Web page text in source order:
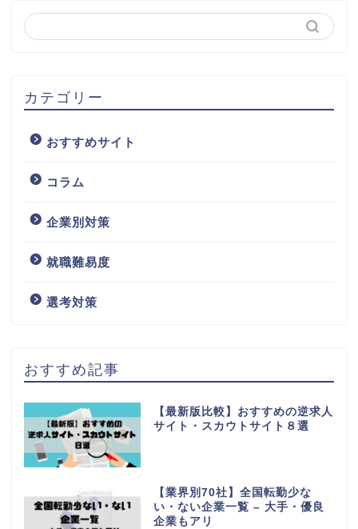
カテゴリー
おすすめサイト
コラム
企業別対策
就職難易度
選考対策
おすすめ記事
【最新版比較】おすすめの逆求人
サイト・スカウトサイト８選
【業界別70社】全国転勤少な
い・ない企業一覧 – 大手・優良
企業もアリ